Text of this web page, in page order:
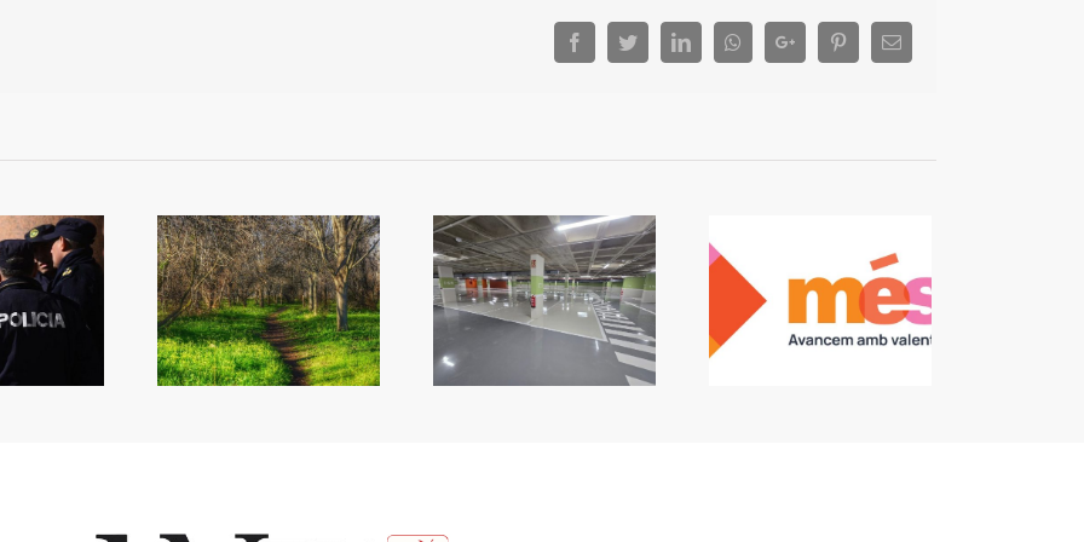
FacebookTwitterLinkedInWhatsappGoogle+ PinterestEmail
la inversió
en zones verdes
Reobri l’aparcament del
Mercat
més Algemesí: L’alcalde
convoca un ple per a
que no vaja l’oposició